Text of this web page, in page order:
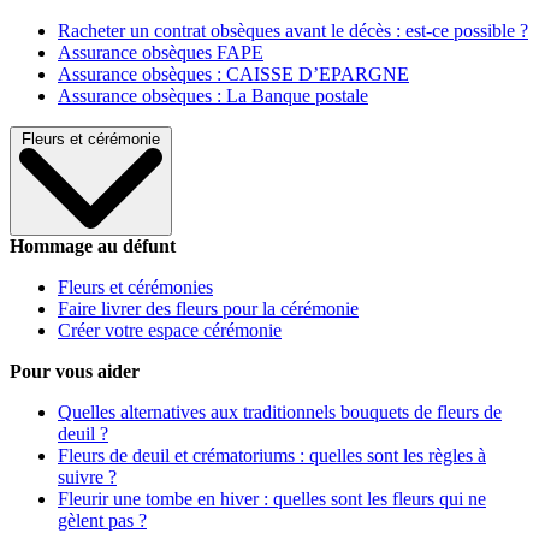
Racheter un contrat obsèques avant le décès : est-ce possible ?
Assurance obsèques FAPE
Assurance obsèques : CAISSE D’EPARGNE
Assurance obsèques : La Banque postale
Fleurs et cérémonie
Hommage au défunt
Fleurs et cérémonies
Faire livrer des fleurs pour la cérémonie
Créer votre espace cérémonie
Pour vous aider
Quelles alternatives aux traditionnels bouquets de fleurs de
deuil ?
Fleurs de deuil et crématoriums : quelles sont les règles à
suivre ?
Fleurir une tombe en hiver : quelles sont les fleurs qui ne
gèlent pas ?